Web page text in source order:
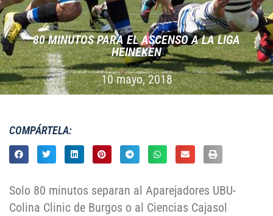
80 MINUTOS PARA EL ASCENSO A LA LIGA
HEINEKEN
10 mayo, 2018
COMPÁRTELA:
Solo 80 minutos separan al Aparejadores UBU-
Colina Clinic de Burgos o al Ciencias Cajasol